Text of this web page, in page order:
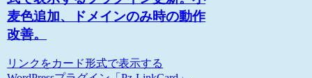
麦色追加、ドメインのみ時の動作
改善。
リンクをカード形式で表示する